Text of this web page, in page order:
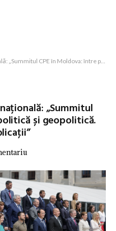
între politică și geopolitică. Așteptări, realități, implicaţii”
„Summitul
și geopolitică.